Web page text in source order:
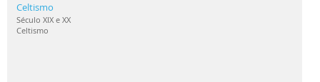
Celtismo
Século XIX e XX
Celtismo